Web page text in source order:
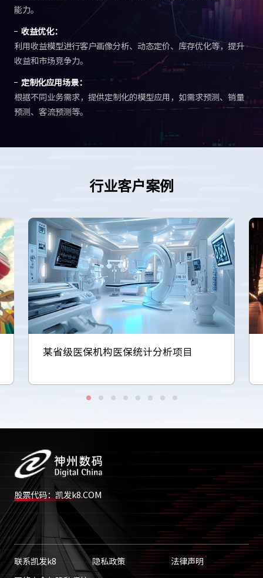
能力。
收益优化：
利用收益模型进行客户画像分析、动态定价、库存优化等，提升
收益和市场竞争力。
定制化应用场景：
根据不同业务需求，提供定制化的模型应用，如需求预测、销量
预测、客流预测等。
行业客户案例
某省级医保机构医保统计分析项目
股票代码：凯发k8.COM
联系凯发k8 隐私政策 法律声明